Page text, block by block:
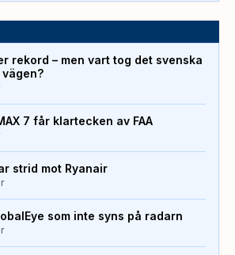
rekord – men vart tog det svenska
7 får klartecken av FAA
strid mot Ryanair
som inte syns på radarn